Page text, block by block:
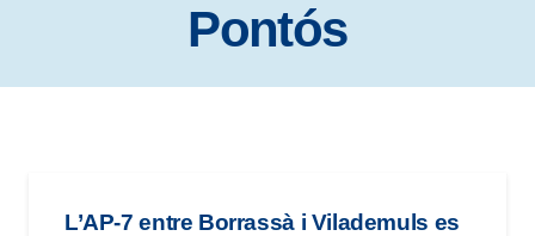
accesibilidad.
Pontós
L’AP-7 entre Borrassà i Vilademuls es